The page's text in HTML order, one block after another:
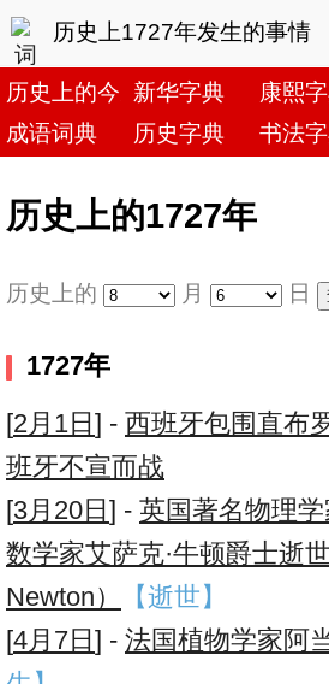
历史上1727年发生的事情
历史上的今天新华字典 康熙
成语词典
历史字典 书法
历史上的1727年
历史上的 月 日
1727年
[2月1日 ] - 西班牙包围直布
班牙不宣而战
[3月20日 ] - 英国著名物理学
数学家艾萨克·牛顿爵士逝
Newton）
【逝世】
[4月7日 ] - 法国植物学家阿